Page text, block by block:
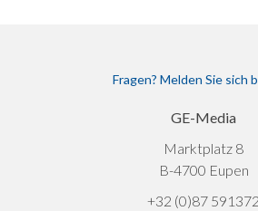
Fragen? Melden Sie sich
GE-Media
Marktplatz 8
B-4700 Eupen
+32 (0)87 591372